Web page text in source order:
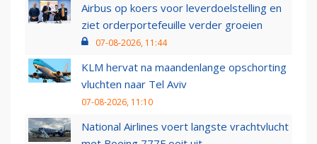
Airbus op koers voor leverdoelstelling en
ziet orderportefeuille verder groeien
07-08-2026, 11:44
KLM hervat na maandenlange opschorting
vluchten naar Tel Aviv
07-08-2026, 11:10
National Airlines voert langste vrachtvlucht